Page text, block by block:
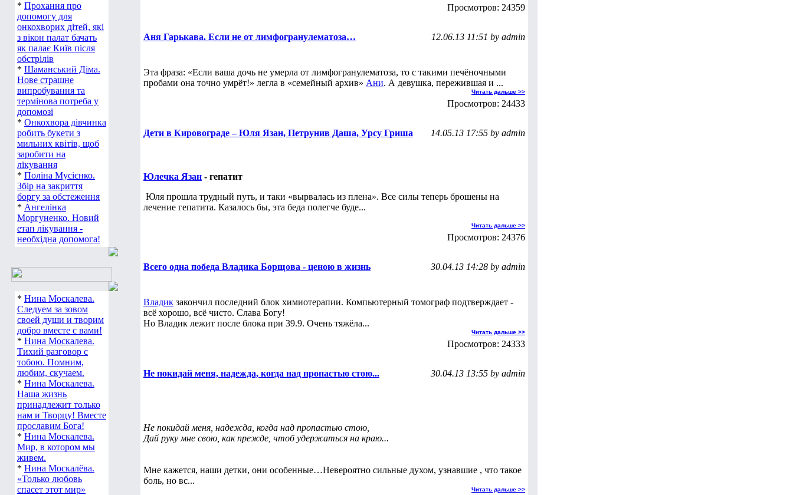
* Прохання про
допомогу для
онкохворих дітей, які
з вікон палат бачать
як палає Київ після
обстрілів
* Шаманський Діма.
Нове страшне
випробування та
термінова потреба у
допомозі
* Онкохвора дівчинка
робить букети з
мильних квітів, щоб
заробити на
лікування
* Поліна Мусієнко.
Збір на закриття
боргу за обстеження
* Ангелінка
Моргуненко. Новий
етап лікування -
необхідна допомога!
* Нина Москалева.
Следуем за зовом
своей души и творим
добро вместе с вами!
* Нина Москалева.
Тихий разговор с
тобою. Помним,
любим, скучаем.
* Нина Москалева.
Наша жизнь
принадлежит только
нам и Творцу! Вместе
прославим Бога!
* Нина Москалева.
Мир, в котором мы
живем.
* Нина Москалёва.
«Только любовь
спасет этот мир»
Просмотров: 24359
Аня Гарькава. Если не от лимфогранулематоза… 12.06.13 11:51 by admin
Эта фраза: «Если ваша дочь не умерла от лимфогранулематоза, то с такими печёночными
пробами она точно умрёт!» легла в «семейный архив» Ани. А девушка, пережившая и ...
Читать дальше >>
Просмотров: 24433
Дети в Кировограде – Юля Язан, Петрунив Даша, Урсу Гриша 14.05.13 17:55 by admin
Юлечка Язан - гепатит
Юля прошла трудный путь, и таки «вырвалась из плена». Все силы теперь брошены на
лечение гепатита. Казалось бы, эта беда полегче буде...
Читать дальше >>
Просмотров: 24376
Всего одна победа Владика Борщова - ценою в жизнь 30.04.13 14:28 by admin
Владик закончил последний блок химиотерапии. Компьютерный томограф подтверждает -
всё хорошо, всё чисто. Слава Богу!
Но Владик лежит после блока при 39.9. Очень тяжёла...
Читать дальше >>
Просмотров: 24333
Не покидай меня, надежда, когда над пропастью стою... 30.04.13 13:55 by admin
Не покидай меня, надежда, когда над пропастью стою,
Дай руку мне свою, как прежде, чтоб удержаться на краю...
Мне кажется, наши детки, они особенные…Невероятно сильные духом, узнавшие , что такое
боль, но вс...
Читать дальше >>